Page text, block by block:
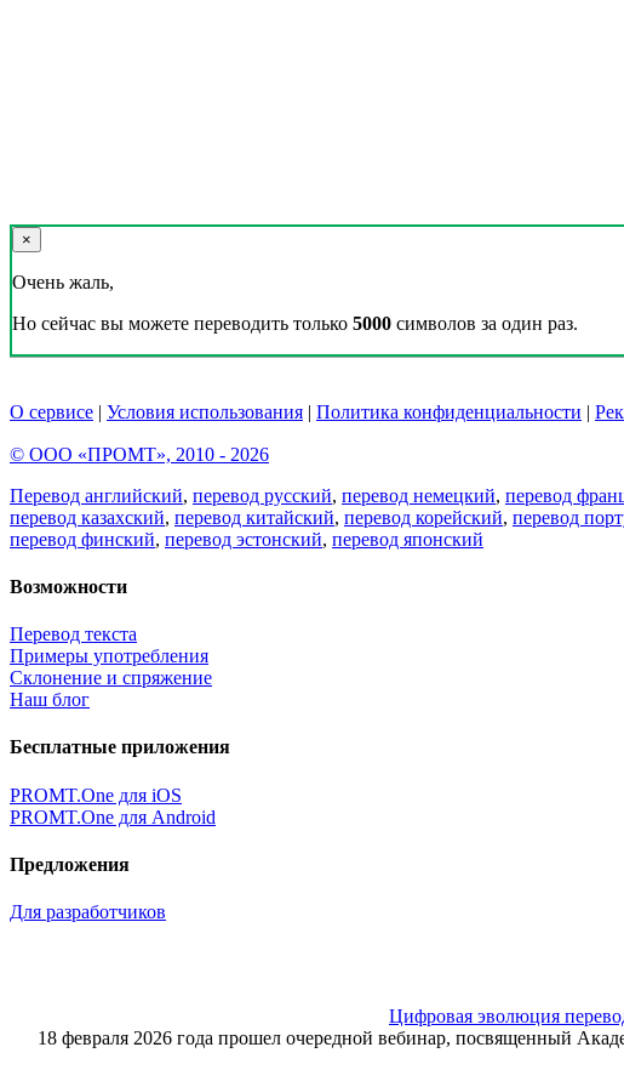
×
Очень жаль,
Но сейчас вы можете переводить только 5000 символов за один раз.
О сервисе | Условия использования | Политика конфиденциальности |
© ООО «ПРОМТ», 2010 - 2026
Перевод английский, перевод русский, перевод немецкий, перевод
перевод казахский, перевод китайский, перевод корейский, перевод
перевод финский, перевод эстонский, перевод японский
Возможности
Перевод текста
Примеры употребления
Склонение и спряжение
Наш блог
Бесплатные приложения
PROMT.One для iOS
PROMT.One для Android
Предложения
Для разработчиков
Цифровая эволюция
18 февраля 2026 года прошел очередной вебинар, посвященный